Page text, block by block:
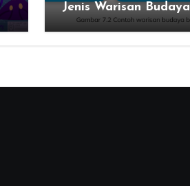
Jenis Warisan Budaya